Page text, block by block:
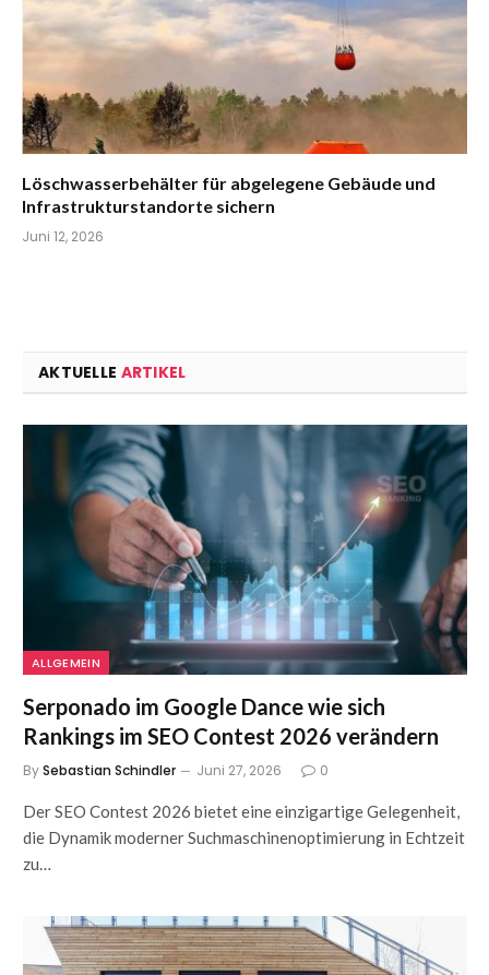
Löschwasserbehälter für abgelegene Gebäude und
Infrastrukturstandorte sichern
Juni 12, 2026
AKTUELLE ARTIKEL
ALLGEMEIN
Serponado im Google Dance wie sich
Rankings im SEO Contest 2026 verändern
BySebastian Schindler Juni 27, 2026 0
Der SEO Contest 2026 bietet eine einzigartige Gelegenheit,
die Dynamik moderner Suchmaschinenoptimierung in Echtzeit
zu…